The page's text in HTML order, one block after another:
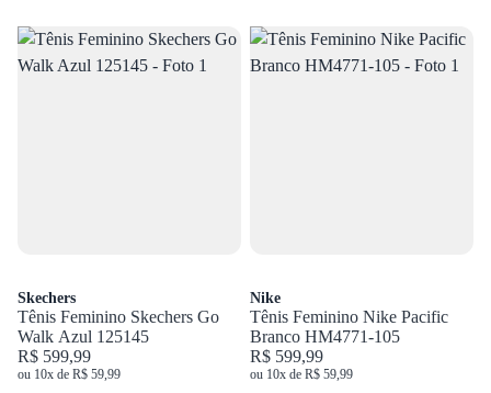
Skechers
Tênis Feminino Skechers Go
Walk Azul 125145
R$ 599,99
ou 10x de R$ 59,99
Nike
Tênis Feminino Nike Pacific
Branco HM4771-105
R$ 599,99
ou 10x de R$ 59,99